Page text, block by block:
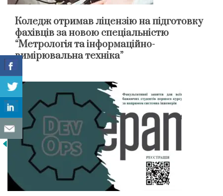
Коледж отримав ліцензію на підготовку
фахівців за новою спеціальністю
“Метрологія та інформаційно-
вимірювальна техніка”